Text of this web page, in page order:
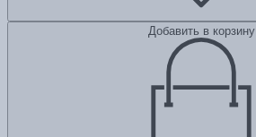
Добавить в корзину